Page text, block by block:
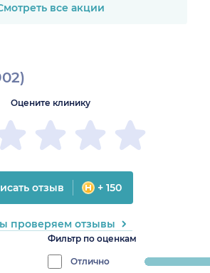
все акции
Фильтр по оценкам
Отлично
progress:
Оцените клинику
отзыв + 150
проверяем отзывы